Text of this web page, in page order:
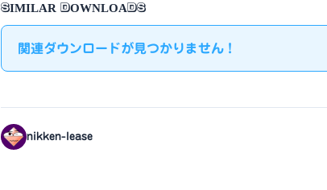
SIMILAR DOWNLOADS
関連ダウンロードが見つかりません !
nikken-lease